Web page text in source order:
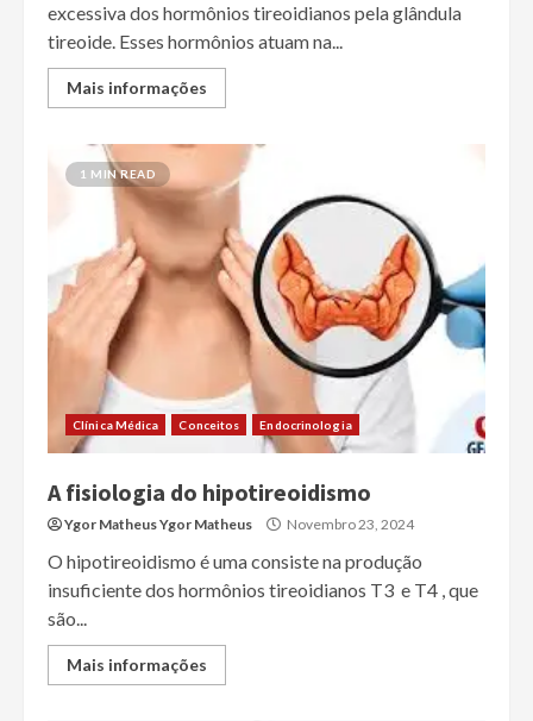
excessiva dos hormônios tireoidianos pela glândula
tireoide. Esses hormônios atuam na...
Mais informações
1 MIN READ
Clínica Médica Conceitos Endocrinologia
A fisiologia do hipotireoidismo
Ygor Matheus Ygor Matheus Novembro 23, 2024
O hipotireoidismo é uma consiste na produção
insuficiente dos hormônios tireoidianos T3 e T4 , que
são...
Mais informações